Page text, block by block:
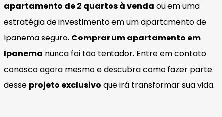
apartamento de 2 quartos à venda ou em uma
estratégia de investimento em um apartamento de
Ipanema seguro. Comprar um apartamento em
Ipanema nunca foi tão tentador. Entre em contato
conosco agora mesmo e descubra como fazer parte
desse projeto exclusivo que irá transformar sua vida.